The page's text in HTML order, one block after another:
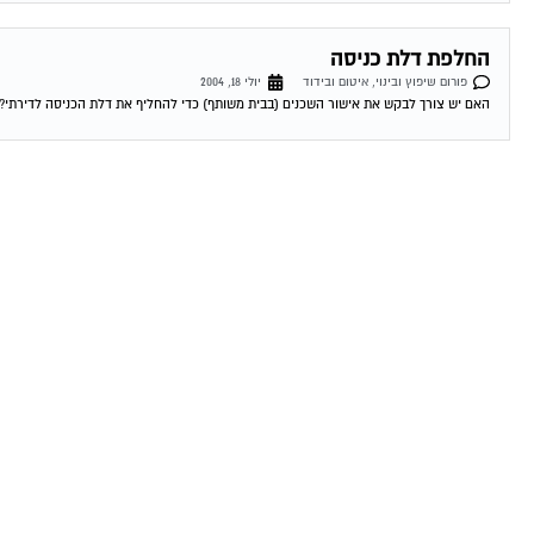
החלפת דלת כניסה
פורום שיפוץ ובינוי, איטום ובידוד
יולי 18, 2004
האם יש צורך לבקש את אישור השכנים (בבית משותף) כדי להחליף את דלת הכניסה לדירתי? 19-07-2004 17:39:00 דרור מגל למה אתה חושב שאתה צריך